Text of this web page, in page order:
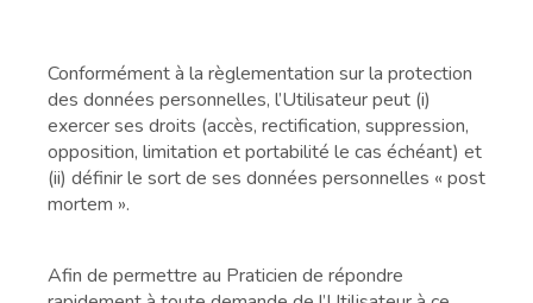
Conformément à la règlementation sur la protection
des données personnelles, l’Utilisateur peut (i)
exercer ses droits (accès, rectification, suppression,
opposition, limitation et portabilité le cas échéant) et
(ii) définir le sort de ses données personnelles « post
mortem ».
Afin de permettre au Praticien de répondre